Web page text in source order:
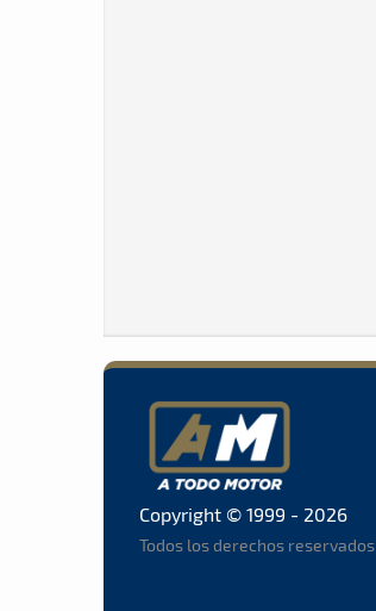
Copyright © 1999 - 2026
Todos los derechos reservados